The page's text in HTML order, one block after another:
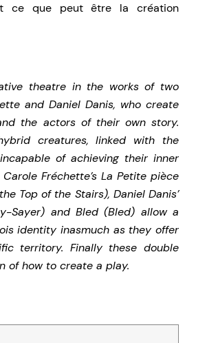
ce que peut être la création
theatre in the works of two
and Daniel Danis, who create
the actors of their own story.
creatures, linked with the
of achieving their inner
Fréchette’s La Petite pièce
Top of the Stairs), Daniel Danis’
Sayer) and Bled (Bled) allow a
identity inasmuch as they offer
territory. Finally these double
of how to create a play.